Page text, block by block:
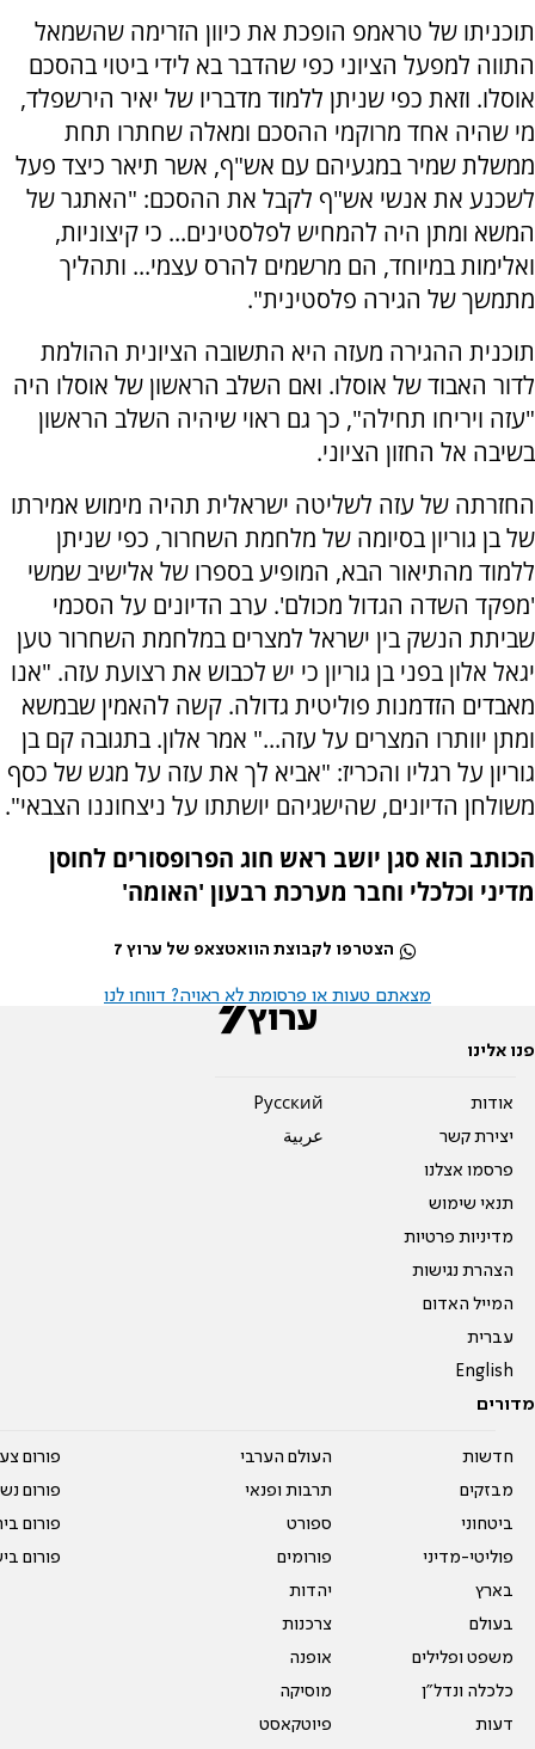
תוכניתו של טראמפ הופכת את כיוון הזרימה שהשמאל
התווה למפעל הציוני כפי שהדבר בא לידי ביטוי בהסכם
אוסלו. וזאת כפי שניתן ללמוד מדבריו של יאיר הירשפלד,
מי שהיה אחד מרוקמי ההסכם ומאלה שחתרו תחת
ממשלת שמיר במגעיהם עם אש"ף, אשר תיאר כיצד פעל
לשכנע את אנשי אש"ף לקבל את ההסכם: "האתגר של
המשא ומתן היה להמחיש לפלסטינים... כי קיצוניות,
ואלימות במיוחד, הם מרשמים להרס עצמי... ותהליך
מתמשך של הגירה פלסטינית".
תוכנית ההגירה מעזה היא התשובה הציונית ההולמת
לדור האבוד של אוסלו. ואם השלב הראשון של אוסלו היה
"עזה ויריחו תחילה", כך גם ראוי שיהיה השלב הראשון
בשיבה אל החזון הציוני.
החזרתה של עזה לשליטה ישראלית תהיה מימוש אמירתו
של בן גוריון בסיומה של מלחמת השחרור, כפי שניתן
ללמוד מהתיאור הבא, המופיע בספרו של אלישיב שמשי
'מפקד השדה הגדול מכולם'. ערב הדיונים על הסכמי
שביתת הנשק בין ישראל למצרים במלחמת השחרור טען
יגאל אלון בפני בן גוריון כי יש לכבוש את רצועת עזה. "אנו
מאבדים הזדמנות פוליטית גדולה. קשה להאמין שבמשא
ומתן יוותרו המצרים על עזה..." אמר אלון. בתגובה קם בן
גוריון על רגליו והכריז: "אביא לך את עזה על מגש של כסף
משולחן הדיונים, שהישגיהם יושתתו על ניצחוננו הצבאי".
הכותב הוא סגן יושב ראש חוג הפרופסורים לחוסן
מדיני וכלכלי וחבר מערכת רבעון 'האומה'
הצטרפו לקבוצת הוואטצאפ של ערוץ 7
מצאתם טעות או פרסומת לא ראויה? דווחו לנו
פנו אלינו
אודות
יצירת קשר
פרסמו אצלנו
תנאי שימוש
מדיניות פרטיות
הצהרת נגישות
המייל האדום
עברית
English
Pусский
عربية
מדורים
חדשות
מבזקים
ביטחוני
פוליטי-מדיני
בארץ
בעולם
משפט ופלילים
כלכלה ונדל"ן
דעות
העולם הערבי
תרבות ופנאי
ספורט
פורומים
יהדות
צרכנות
אופנה
מוסיקה
פיוטקאסט
פורום
פורום
פורום
פורום